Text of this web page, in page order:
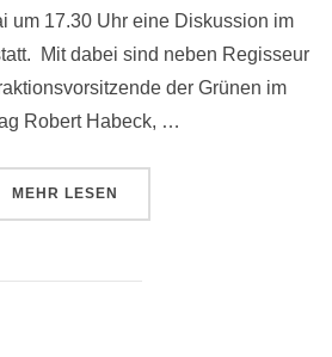
um 17.30 Uhr eine Diskussion im
Mit dabei sind neben Regisseur
der Grünen im
Robert Habeck, …
MEHR ÜBER “HEIMAT – SEHNSUCHT
LESEN